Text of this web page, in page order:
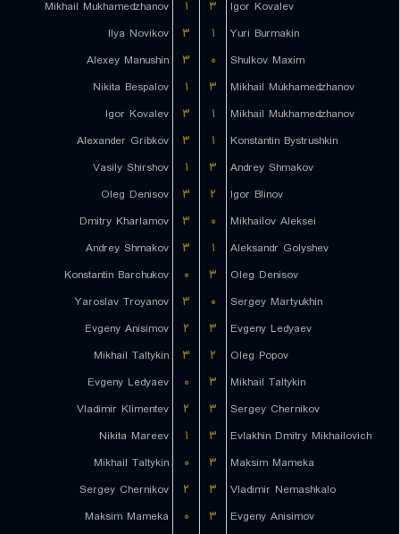
Mikhail Mukhamedzhanov
۱ ۳
Igor Kovalev
Ilya Novikov
۳ ۱
Yuri Burmakin
Alexey Manushin
۳ ۰
Shulkov Maxim
Nikita Bespalov
۱ ۳
Mikhail Mukhamedzhanov
Igor Kovalev
۳ ۱
Mikhail Mukhamedzhanov
Alexander Gribkov
۳ ۱
Konstantin Bystrushkin
Vasily Shirshov
۱ ۳
Andrey Shmakov
Oleg Denisov
۳ ۲
Igor Blinov
Dmitry Kharlamov
۳ ۰
Mikhailov Aleksei
Andrey Shmakov
۳ ۱
Aleksandr Golyshev
Konstantin Barchukov
۰ ۳
Oleg Denisov
Yaroslav Troyanov
۳ ۰
Sergey Martyukhin
Evgeny Anisimov
۲ ۳
Evgeny Ledyaev
Mikhail Taltykin
۳ ۲
Oleg Popov
Evgeny Ledyaev
۰ ۳
Mikhail Taltykin
Vladimir Klimentev
۲ ۳
Sergey Chernikov
Nikita Mareev
۱ ۳
Evlakhin Dmitry Mikhailovich
Mikhail Taltykin
۰ ۳
Maksim Mameka
Sergey Chernikov
۲ ۳
Vladimir Nemashkalo
Maksim Mameka
۰ ۳
Evgeny Anisimov